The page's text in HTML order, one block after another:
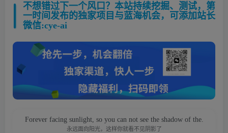
不想错过下一个风口？本站持续挖掘、测试，第
一时间发布的独家项目与蓝海机会，可添加站长
微信:cye-ai
Forever facing sunlight, so you can not see the shadow of the.
永远面向阳光，这样你就看不见阴影了